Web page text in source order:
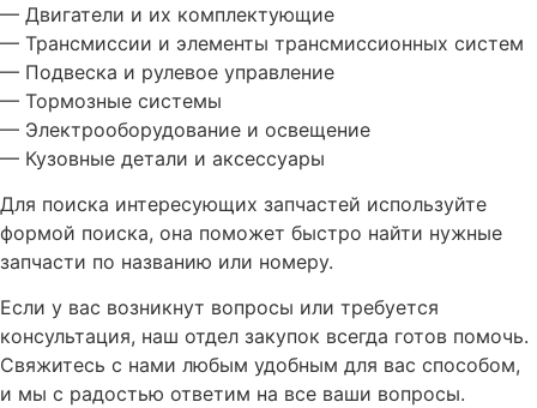
— Двигатели и их комплектующие
— Трансмиссии и элементы трансмиссионных систем
— Подвеска и рулевое управление
— Тормозные системы
— Электрооборудование и освещение
— Кузовные детали и аксессуары
Для поиска интересующих запчастей используйте
формой поиска, она поможет быстро найти нужные
запчасти по названию или номеру.
Если у вас возникнут вопросы или требуется
консультация, наш отдел закупок всегда готов помочь.
Свяжитесь с нами любым удобным для вас способом,
и мы с радостью ответим на все ваши вопросы.